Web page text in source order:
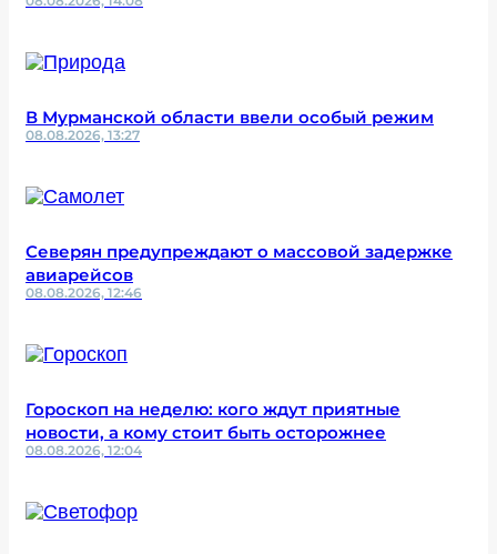
В Мурманской области ввели особый режим
08.08.2026, 13:27
Северян предупреждают о массовой задержке
авиарейсов
08.08.2026, 12:46
Гороскоп на неделю: кого ждут приятные
новости, а кому стоит быть осторожнее
08.08.2026, 12:04